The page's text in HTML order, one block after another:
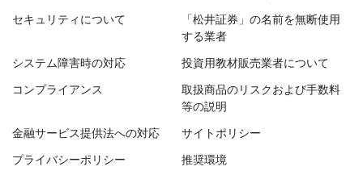
セキュリティについて
「松井証券」の名前を無断使用
する業者
システム障害時の対応 投資用教材販売業者について
コンプライアンス
取扱商品のリスクおよび手数料
等の説明
金融サービス提供法への対応 サイトポリシー
プライバシーポリシー 推奨環境